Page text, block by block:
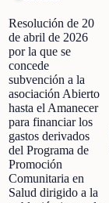
Resolución de 20
de abril de 2026
por la que se
concede
subvención a la
asociación Abierto
hasta el Amanecer
para financiar los
gastos derivados
del Programa de
Promoción
Comunitaria en
Salud dirigido a la